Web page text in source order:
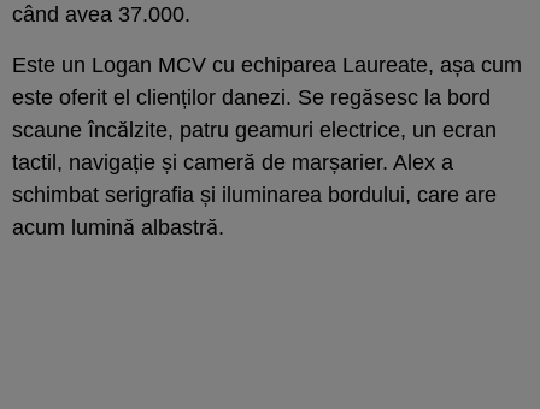
când avea 37.000.
Este un Logan MCV cu echiparea Laureate, așa cum
este oferit el clienților danezi. Se regăsesc la bord
scaune încălzite, patru geamuri electrice, un ecran
tactil, navigație și cameră de marșarier. Alex a
schimbat serigrafia și iluminarea bordului, care are
acum lumină albastră.